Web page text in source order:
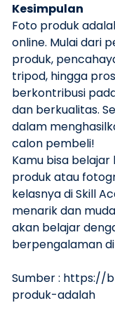
Kesimpulan
Foto produk
online. Mulai dari
produk,
tripod, hingga
berkontribusi
dan berkualitas.
dalam
calon pembeli!
Kamu bisa
produk atau
kelasnya di Skill
menarik dan
akan belajar
berpengalaman
Sumber : https://
produk-adalah